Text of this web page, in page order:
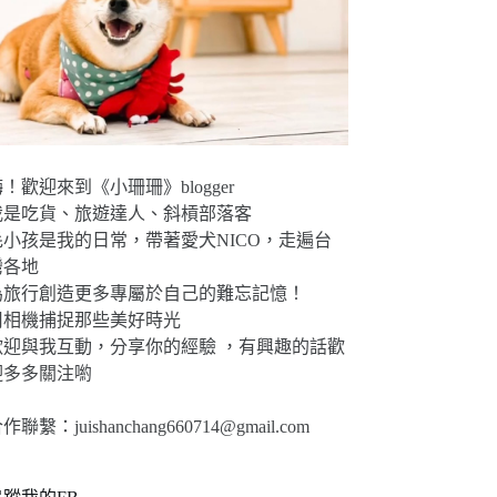
歡迎來到《小珊珊》blogger
是吃貨、旅遊達人、斜槓部落客
小孩是我的日常，帶著愛犬NICO，走遍台
各地
行創造更多專屬於自己的難忘記憶！
相機捕捉那些美好時光
迎與我互動，分享你的經驗 ，有興趣的話歡
多多關注喲
作聯繫：juishanchang660714@gmail.com